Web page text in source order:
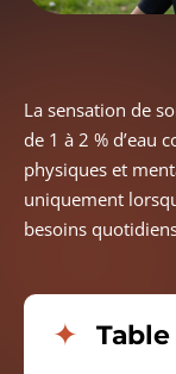
La sensation de
de 1 à 2 % d’eau
physiques et
uniquement
besoins